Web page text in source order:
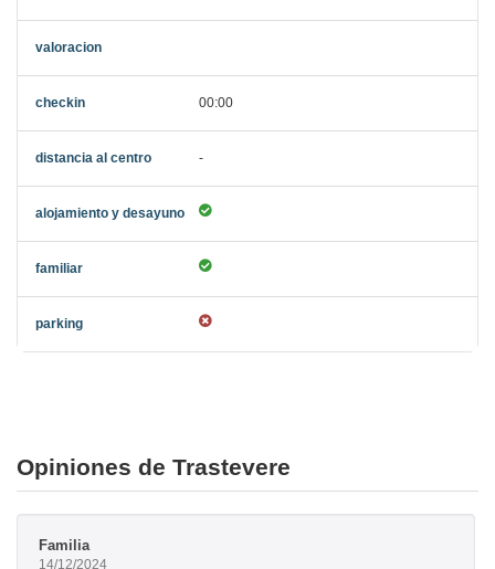
00:00
-
Opiniones de Trastevere
Familia
14/12/2024